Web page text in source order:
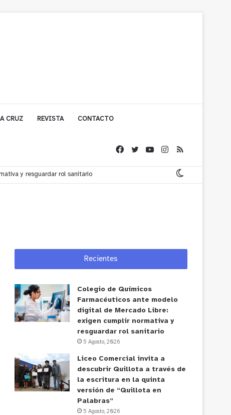
CRUZ REVISTA CONTACTO
en Palabras”
Recientes
Colegio de Químicos
Farmacéuticos ante modelo
digital de Mercado Libre:
exigen cumplir normativa y
resguardar rol sanitario
5 Agosto, 2026
Liceo Comercial invita a
descubrir Quillota a través de
la escritura en la quinta
versión de “Quillota en
Palabras”
5 Agosto, 2026